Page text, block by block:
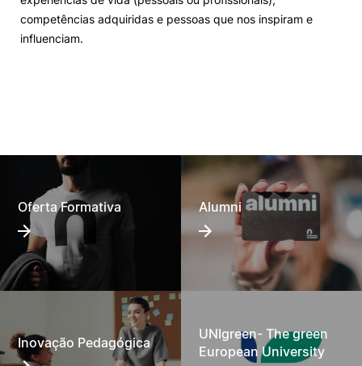
competências adquiridas e pessoas que nos inspiram e
influenciam.
Oferta Formativa Alumni
Inovação Pedagógica
UNIgreen- The green
European University